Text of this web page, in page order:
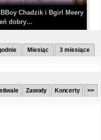
Chadzik i Bgirl Meery
dobry…
Miesiąc 3 miesiące
Zawody Koncerty >>